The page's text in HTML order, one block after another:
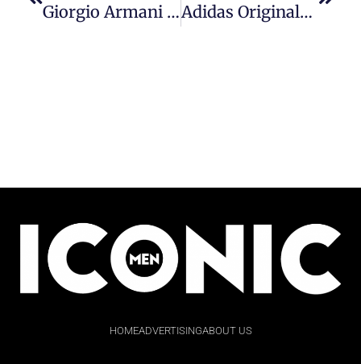
Giorgio Armani 全球形象代言人 #胡歌 演绎 2024 秋冬系列广告大片，沉稳色调与流畅轮廓相融，映现翩然绅士魅力。 Adidas Originals 与 #陈冠希 再度携手打造 CLOT August Collection By Edison Chen 首款服饰系列及新配色鞋款也同步登场。
HOMEADVERTISINGABOUT US